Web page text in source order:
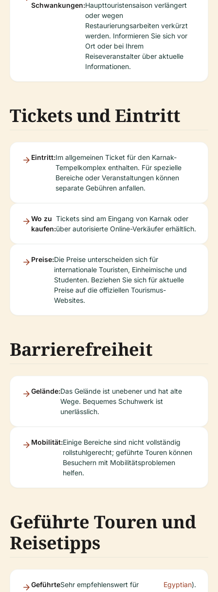
Schwankungen:Haupttouristensaison verlängert
oder wegen
Restaurierungsarbeiten verkürzt
werden. Informieren Sie sich vor
Ort oder bei Ihrem
Reiseveranstalter über aktuelle
Informationen.
Tickets und Eintritt
Eintritt:Im allgemeinen Ticket für den Karnak-
Tempelkomplex enthalten. Für spezielle
Bereiche oder Veranstaltungen können
separate Gebühren anfallen.
Wo zu
kaufen:
Tickets sind am Eingang von Karnak oder
über autorisierte Online-Verkäufer erhältlich.
Preise:Die Preise unterscheiden sich für
internationale Touristen, Einheimische und
Studenten. Beziehen Sie sich für aktuelle
Preise auf die offiziellen Tourismus-
Websites.
Barrierefreiheit
Gelände:Das Gelände ist unebener und hat alte
Wege. Bequemes Schuhwerk ist
unerlässlich.
Mobilität:Einige Bereiche sind nicht vollständig
rollstuhlgerecht; geführte Touren können
Besuchern mit Mobilitätsproblemen
helfen.
Geführte Touren und
Reisetipps
GeführteSehr empfehlenswert für
Egyptian).